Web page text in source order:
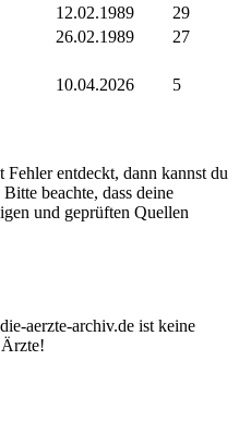
12.02.1989
29
26.02.1989
27
10.04.2026 5
entdeckt, dann kannst du
beachte, dass deine
und geprüften Quellen
aerzte-archiv.de ist keine